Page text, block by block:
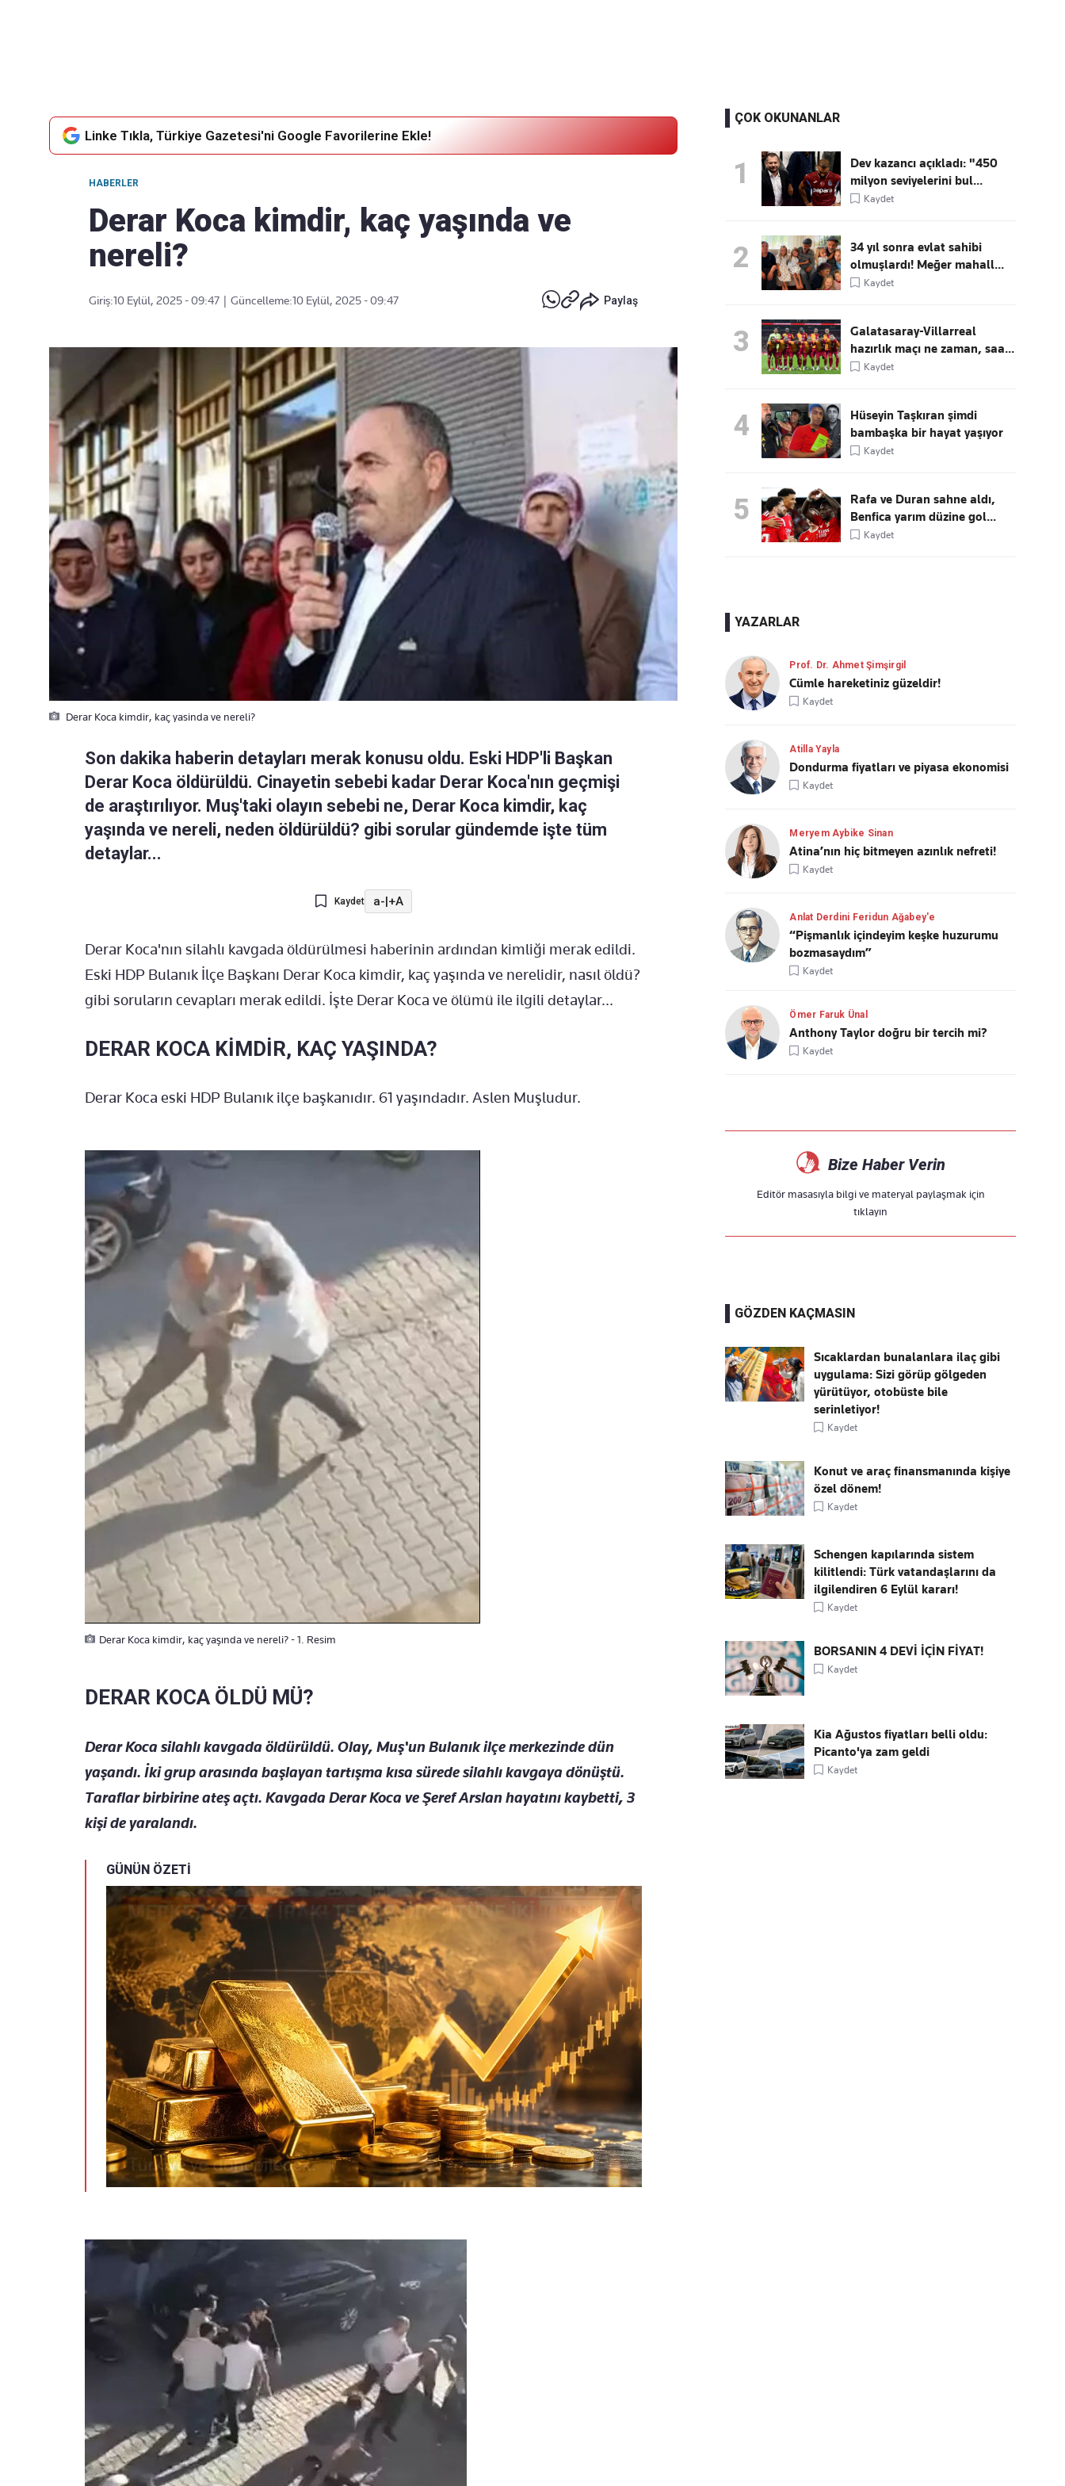
Linke Tıkla, Türkiye Gazetesi'ni Google Favorilerine Ekle!
HABERLER
Derar Koca kimdir, kaç yaşında ve
nereli?
Giriş:10 Eylül, 2025 - 09:47 Güncelleme:10 Eylül, 2025 - 09:47 Paylaş
Derar Koca kimdir, kaç yasinda ve nereli?
Son dakika haberin detayları merak konusu oldu. Eski HDP'li Başkan
Derar Koca öldürüldü. Cinayetin sebebi kadar Derar Koca'nın geçmişi
de araştırılıyor. Muş'taki olayın sebebi ne, Derar Koca kimdir, kaç
yaşında ve nereli, neden öldürüldü? gibi sorular gündemde işte tüm
detaylar...
Kaydet a-|+A
Derar Koca'nın silahlı kavgada öldürülmesi haberinin ardından kimliği merak edildi.
Eski HDP Bulanık İlçe Başkanı Derar Koca kimdir, kaç yaşında ve nerelidir, nasıl öldü?
gibi soruların cevapları merak edildi. İşte Derar Koca ve ölümü ile ilgili detaylar...
DERAR KOCA KİMDİR, KAÇ YAŞINDA?
Derar Koca eski HDP Bulanık ilçe başkanıdır. 61 yaşındadır. Aslen Muşludur.
Derar Koca kimdir, kaç yaşında ve nereli? - 1. Resim
DERAR KOCA ÖLDÜ MÜ?
Derar Koca silahlı kavgada öldürüldü. Olay, Muş'un Bulanık ilçe merkezinde dün
yaşandı. İki grup arasında başlayan tartışma kısa sürede silahlı kavgaya dönüştü.
Taraflar birbirine ateş açtı. Kavgada Derar Koca ve Şeref Arslan hayatını kaybetti, 3
kişi de yaralandı.
GÜNÜN ÖZETİ
ÇOK OKUNANLAR
1
Dev kazancı açıkladı: "450
milyon seviyelerini bul...
Kaydet
2
34 yıl sonra evlat sahibi
olmuşlardı! Meğer mahall...
Kaydet
3
Galatasaray-Villarreal
hazırlık maçı ne zaman, saa...
Kaydet
4
Hüseyin Taşkıran şimdi
bambaşka bir hayat yaşıyor
Kaydet
5
Rafa ve Duran sahne aldı,
Benfica yarım düzine gol...
Kaydet
YAZARLAR
Prof. Dr. Ahmet Şimşirgil
Cümle hareketiniz güzeldir!
Kaydet
Atilla Yayla
Dondurma fiyatları ve piyasa ekonomisi
Kaydet
Meryem Aybike Sinan
Atina’nın hiç bitmeyen azınlık nefreti!
Kaydet
Anlat Derdini Feridun Ağabey'e
“Pişmanlık içindeyim keşke huzurumu
bozmasaydım”
Kaydet
Ömer Faruk Ünal
Anthony Taylor doğru bir tercih mi?
Kaydet
Bize Haber Verin
Editör masasıyla bilgi ve materyal paylaşmak için
tıklayın
GÖZDEN KAÇMASIN
Sıcaklardan bunalanlara ilaç gibi
uygulama: Sizi görüp gölgeden
yürütüyor, otobüste bile
serinletiyor!
Kaydet
Konut ve araç finansmanında kişiye
özel dönem!
Kaydet
Schengen kapılarında sistem
kilitlendi: Türk vatandaşlarını da
ilgilendiren 6 Eylül kararı!
Kaydet
BORSANIN 4 DEVİ İÇİN FİYAT!
Kaydet
Kia Ağustos fiyatları belli oldu:
Picanto'ya zam geldi
Kaydet